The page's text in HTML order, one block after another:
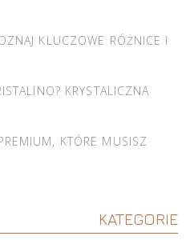
KLUCZOWE RÓŻNICE I
KRYSTALICZNA
KTÓRE MUSISZ
KATEGORIE